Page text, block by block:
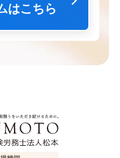
はこちら